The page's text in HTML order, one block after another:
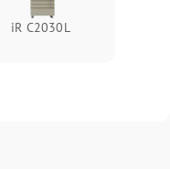
iR C2030L